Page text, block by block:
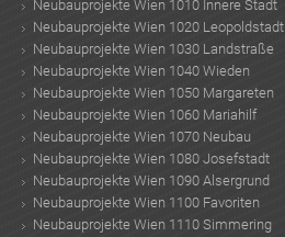
Neubauprojekte Wien 1010 Innere Stadt
Neubauprojekte Wien 1020 Leopoldstadt
Neubauprojekte Wien 1030 Landstraße
Neubauprojekte Wien 1040 Wieden
Neubauprojekte Wien 1050 Margareten
Neubauprojekte Wien 1060 Mariahilf
Neubauprojekte Wien 1070 Neubau
Neubauprojekte Wien 1080 Josefstadt
Neubauprojekte Wien 1090 Alsergrund
Neubauprojekte Wien 1100 Favoriten
Neubauprojekte Wien 1110 Simmering